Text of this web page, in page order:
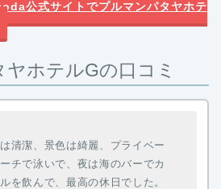
公式サイトでプルマンパタヤホテ
ホテルGの口コミ
清潔、景色は綺麗、プライベー
ーチで泳いで、夜は海のバーでカ
を飲んで、最高の休日でした。